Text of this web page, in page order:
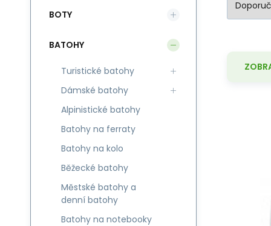
BOTY
BATOHY
Turistické batohy
Dámské batohy
Alpinistické batohy
Batohy na ferraty
Batohy na kolo
Běžecké batohy
Městské batohy a
denní batohy
Batohy na notebooky